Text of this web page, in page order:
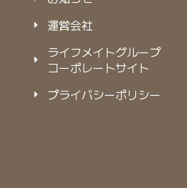
運営会社
ライフメイトグループ
コーポレートサイト
プライバシーポリシー